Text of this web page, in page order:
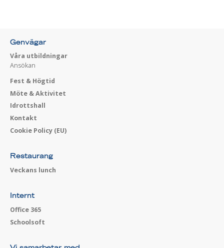
Genvägar
Våra utbildningar
Ansökan
Fest & Högtid
Möte & Aktivitet
Idrottshall
Kontakt
Cookie Policy (EU)
Restaurang
Veckans lunch
Internt
Office 365
Schoolsoft